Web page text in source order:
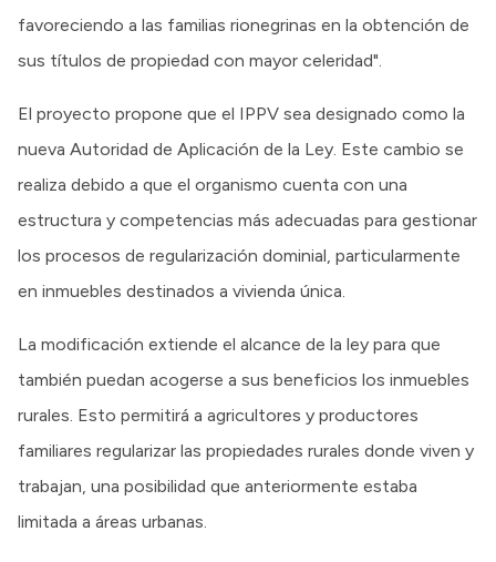
favoreciendo a las familias rionegrinas en la obtención de
sus títulos de propiedad con mayor celeridad".
El proyecto propone que el IPPV sea designado como la
nueva Autoridad de Aplicación de la Ley. Este cambio se
realiza debido a que el organismo cuenta con una
estructura y competencias más adecuadas para gestionar
los procesos de regularización dominial, particularmente
en inmuebles destinados a vivienda única.
La modificación extiende el alcance de la ley para que
también puedan acogerse a sus beneficios los inmuebles
rurales. Esto permitirá a agricultores y productores
familiares regularizar las propiedades rurales donde viven y
trabajan, una posibilidad que anteriormente estaba
limitada a áreas urbanas.